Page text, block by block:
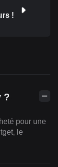
!
?
pour une
le